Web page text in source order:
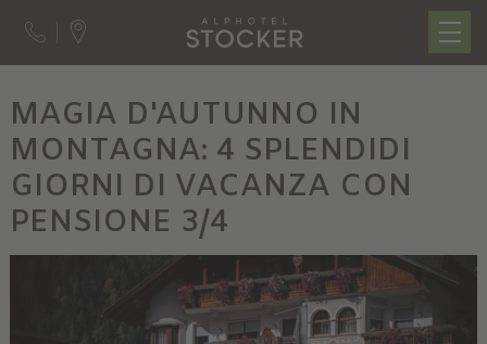
MAGIA D'AUTUNNO IN
MONTAGNA: 4 SPLENDIDI
GIORNI DI VACANZA CON
PENSIONE 3/4